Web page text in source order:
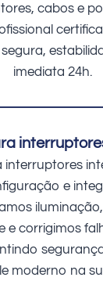
cabos e
imediata 24h.
interruptores
e
e corrigimos
moderno na